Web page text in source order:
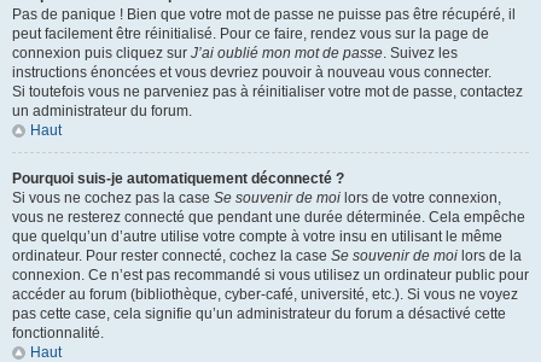
Pas de panique ! Bien que votre mot de passe ne puisse pas être récupéré, il
peut facilement être réinitialisé. Pour ce faire, rendez vous sur la page de
connexion puis cliquez sur J’ai oublié mon mot de passe. Suivez les
instructions énoncées et vous devriez pouvoir à nouveau vous connecter.
Si toutefois vous ne parveniez pas à réinitialiser votre mot de passe, contactez
un administrateur du forum.
Haut
Pourquoi suis-je automatiquement déconnecté ?
Si vous ne cochez pas la case Se souvenir de moi lors de votre connexion,
vous ne resterez connecté que pendant une durée déterminée. Cela empêche
que quelqu’un d’autre utilise votre compte à votre insu en utilisant le même
ordinateur. Pour rester connecté, cochez la case Se souvenir de moi lors de la
connexion. Ce n’est pas recommandé si vous utilisez un ordinateur public pour
accéder au forum (bibliothèque, cyber-café, université, etc.). Si vous ne voyez
pas cette case, cela signifie qu’un administrateur du forum a désactivé cette
fonctionnalité.
Haut